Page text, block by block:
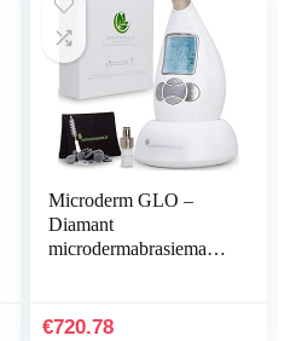
Microderm GLO –
Diamant
microdermabrasiemachi
microdermabrasiekit
€720.78